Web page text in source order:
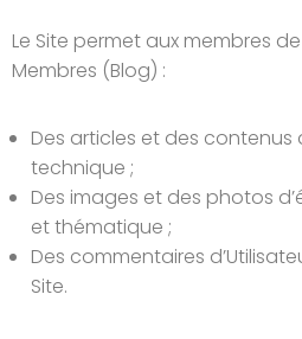
Le Site permet aux membres
Membres (Blog) :
Des articles et des contenus
technique ;
Des images et des photos
et thématique ;
Des commentaires
Site.